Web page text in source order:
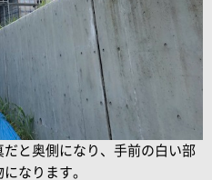
と奥側になり、手前の白い部
なります。